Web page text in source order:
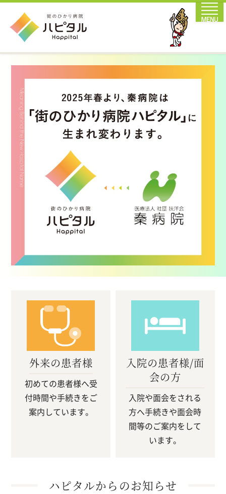
外来の患者様
初めての患者様へ受
付時間や手続きをご
案内しています。
入院の患者様/面
会の方
入院や面会をされる
方へ手続きや面会時
間等のご案内をして
います。
ハピタルからのお知らせ